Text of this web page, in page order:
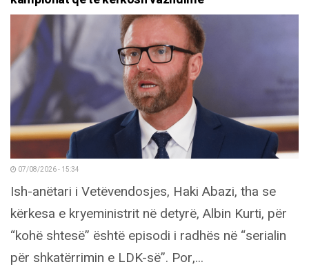
07/08/2026 - 15:34
Ish-anëtari i Vetëvendosjes, Haki Abazi, tha se
kërkesa e kryeministrit në detyrë, Albin Kurti, për
“kohë shtesë” është episodi i radhës në “serialin
për shkatërrimin e LDK-së”. Por,...